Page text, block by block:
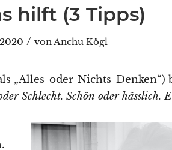
hilft (3 Tipps)
/ vonAnchu Kögl
„Alles-oder-Nichts-Denken“)
Schlecht. Schön oder hässlich.